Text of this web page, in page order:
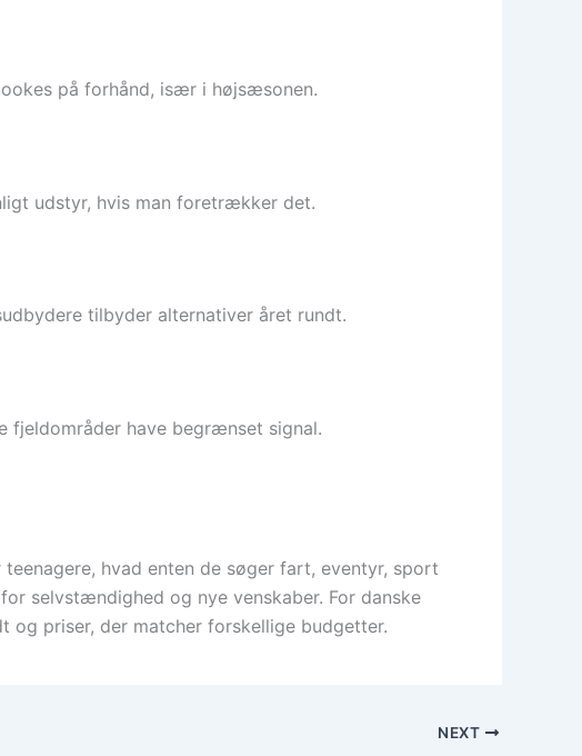
på forhånd, især i højsæsonen.
udstyr, hvis man foretrækker det.
tilbyder alternativer året rundt.
fjeldområder have begrænset signal.
hvad enten de søger fart, eventyr, sport
selvstændighed og nye venskaber. For danske
priser, der matcher forskellige budgetter.
NEXT